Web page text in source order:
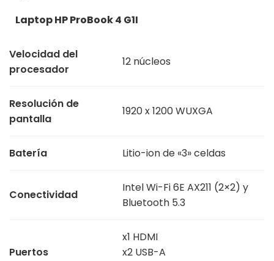
Laptop HP ProBook 4 G1I
Velocidad del
procesador
12 núcleos
Resolución de
pantalla
1920 x 1200 WUXGA
Batería Litio-ion de «3» celdas
Conectividad
Intel Wi-Fi 6E AX211 (2×2) y
Bluetooth 5.3
Puertos
x1 HDMI
x2 USB-A